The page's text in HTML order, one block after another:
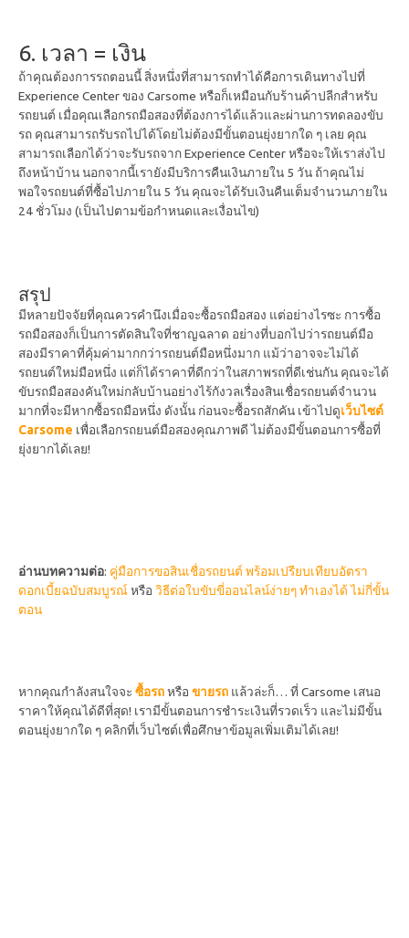
6. เวลา = เงิน
ถ้าคุณต้องการรถตอนนี้ สิ่งหนึ่งที่สามารถทำได้คือการเดินทางไปที่
Experience Center ของ Carsome หรือก็เหมือนกับร้านค้าปลีกสำหรับ
รถยนต์ เมื่อคุณเลือกรถมือสองที่ต้องการได้แล้วและผ่านการทดลองขับ
รถ คุณสามารถรับรถไปได้โดยไม่ต้องมีขั้นตอนยุ่งยากใด ๆ เลย คุณ
สามารถเลือกได้ว่าจะรับรถจาก Experience Center หรือจะให้เราส่งไป
ถึงหน้าบ้าน นอกจากนี้เรายังมีบริการคืนเงินภายใน 5 วัน ถ้าคุณไม่
พอใจรถยนต์ที่ซื้อไปภายใน 5 วัน คุณจะได้รับเงินคืนเต็มจำนวนภายใน
24 ชั่วโมง (เป็นไปตามข้อกำหนดและเงื่อนไข)
สรุป
มีหลายปัจจัยที่คุณควรคำนึงเมื่อจะซื้อรถมือสอง แต่อย่างไรซะ การซื้อ
รถมือสองก็เป็นการตัดสินใจที่ชาญฉลาด อย่างที่บอกไปว่ารถยนต์มือ
สองมีราคาที่คุ้มค่ามากกว่ารถยนต์มือหนึ่งมาก แม้ว่าอาจจะไม่ได้
รถยนต์ใหม่มือหนึ่ง แต่ก็ได้ราคาที่ดีกว่าในสภาพรถที่ดีเช่นกัน คุณจะได้
ขับรถมือสองคันใหม่กลับบ้านอย่างไร้กังวลเรื่องสินเชื่อรถยนต์จำนวน
มากที่จะมีหากซื้อรถมือหนึ่ง ดังนั้น ก่อนจะซื้อรถสักคัน เข้าไปดูเว็บไซต์
Carsome เพื่อเลือกรถยนต์มือสองคุณภาพดี ไม่ต้องมีขั้นตอนการซื้อที่
ยุ่งยากได้เลย!
อ่านบทความต่อ: คู่มือการขอสินเชื่อรถยนต์ พร้อมเปรียบเทียบอัตรา
ดอกเบี้ยฉบับสมบูรณ์หรือ วิธีต่อใบขับขี่ออนไลน์ง่ายๆ ทำเองได้ ไม่กี่ขั้น
ตอน
หากคุณกำลังสนใจจะ ซื้อรถหรือ ขายรถ แล้วล่ะก็… ที่ Carsome เสนอ
ราคาให้คุณได้ดีที่สุด! เรามีขั้นตอนการชำระเงินที่รวดเร็ว และไม่มีขั้น
ตอนยุ่งยากใด ๆ คลิกที่เว็บไซต์เพื่อศึกษาข้อมูลเพิ่มเติมได้เลย!